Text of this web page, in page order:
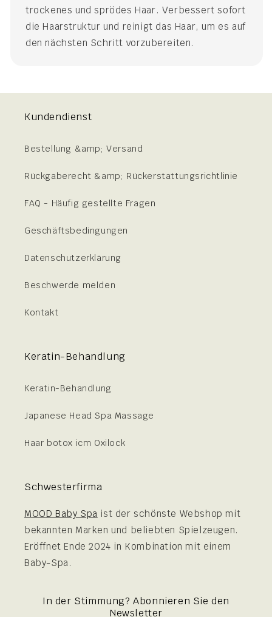
trockenes und sprödes Haar. Verbessert sofort
die Haarstruktur und reinigt das Haar, um es auf
den nächsten Schritt vorzubereiten.
Kundendienst
Bestellung &amp; Versand
Rückgaberecht &amp; Rückerstattungsrichtlinie
FAQ - Häufig gestellte Fragen
Geschäftsbedingungen
Datenschutzerklärung
Beschwerde melden
Kontakt
Keratin-Behandlung
Keratin-Behandlung
Japanese Head Spa Massage
Haar botox icm Oxilock
Schwesterfirma
MOOD Baby Spa ist der schönste Webshop mit
bekannten Marken und beliebten Spielzeugen.
Eröffnet Ende 2024 in Kombination mit einem
Baby-Spa.
In der Stimmung? Abonnieren Sie den
Newsletter